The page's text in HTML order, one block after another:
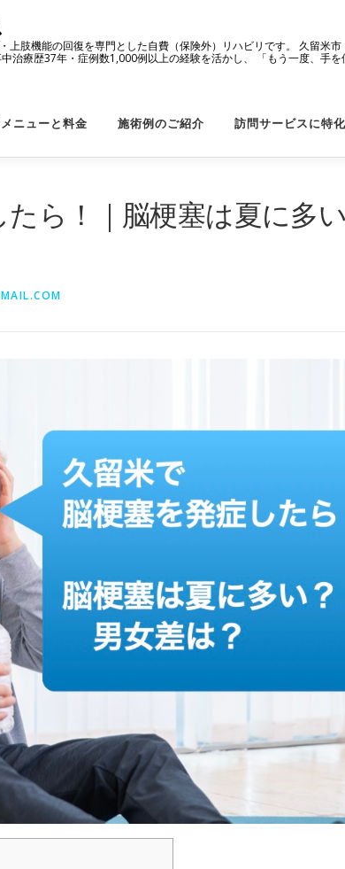
肢機能の回復を専門とした自費（保険外）リハビリです。 久留米
治療歴37年・症例数1,000例以上の経験を活かし、 「もう一度、手
ニューと料金 施術例のご紹介 訪問サービスに特
ら！｜脳梗塞は夏に多